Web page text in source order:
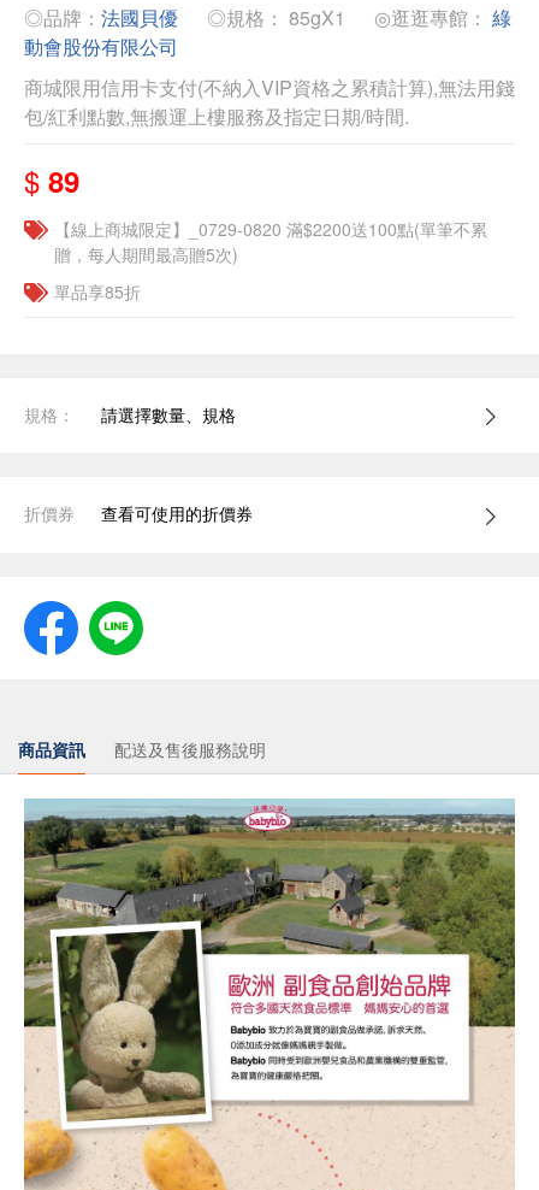
◎品牌： 法國貝優 ◎規格： 85gX1 ◎逛逛專館： 綠
動會股份有限公司
商城限用信用卡支付(不納入VIP資格之累積計算),無法用錢
包/紅利點數,無搬運上樓服務及指定日期/時間.
$ 89
【線上商城限定】_0729-0820 滿$2200送100點(單筆不累
贈，每人期間最高贈5次)
單品享85折
規格： 請選擇數量、規格
折價券 查看可使用的折價券
商品資訊 配送及售後服務說明